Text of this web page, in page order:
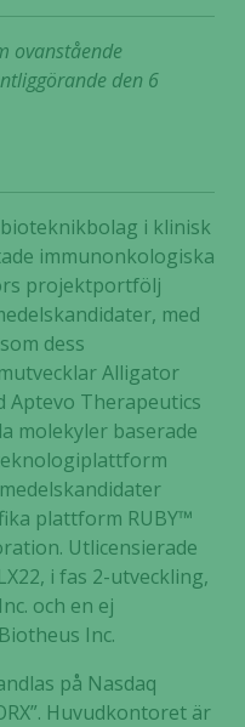
ovanstående
den 6
i klinisk
immunonkologiska
projektportfölj
med
dess
Alligator
Aptevo Therapeutics
molekyler baserade
plattform RUBY™
Utlicensierade
i fas 2-utveckling,
och en ej
Inc.
på Nasdaq
Huvudkontoret är
Nödvändiga
Dessa kakor
går inte att
välja bort. De
behövs för
att hemsidan
över huvud
taget ska
fungera.
Statistik
kunna
förbättra